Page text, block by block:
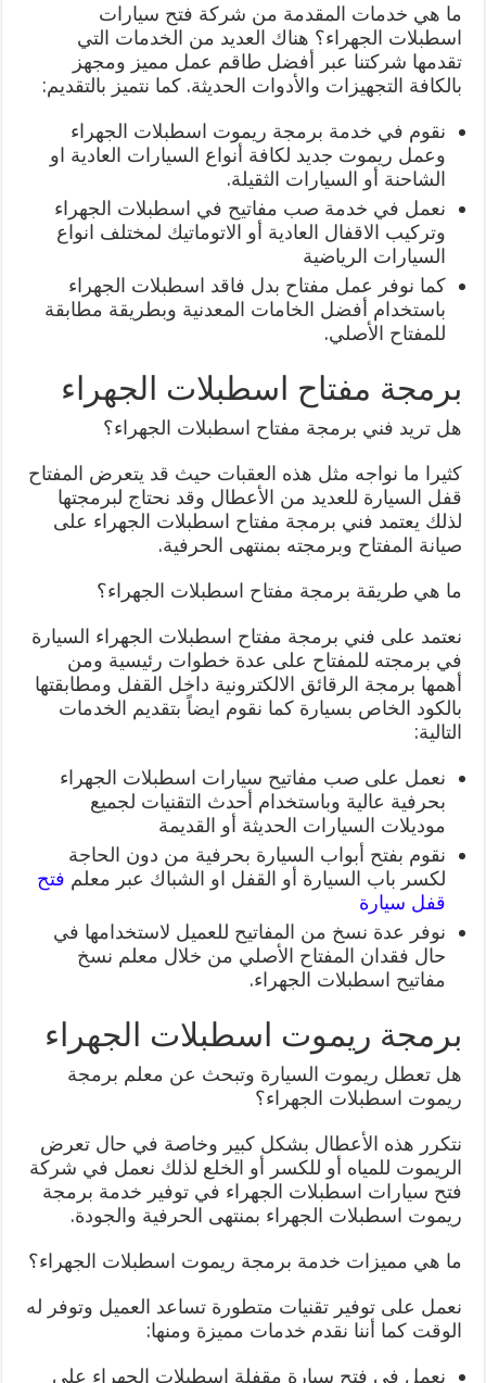
ما هي خدمات المقدمة من شركة فتح سيارات
اسطبلات الجهراء؟ هناك العديد من الخدمات التي
تقدمها شركتنا عبر أفضل طاقم عمل مميز ومجهز
بالكافة التجهيزات والأدوات الحديثة. كما نتميز بالتقديم:
نقوم في خدمة برمجة ريموت اسطبلات الجهراء
وعمل ريموت جديد لكافة أنواع السيارات العادية او
الشاحنة أو السيارات الثقيلة.
نعمل في خدمة صب مفاتيح في اسطبلات الجهراء
وتركيب الاقفال العادية أو الاتوماتيك لمختلف انواع
السيارات الرياضية
كما نوفر عمل مفتاح بدل فاقد اسطبلات الجهراء
باستخدام أفضل الخامات المعدنية وبطريقة مطابقة
للمفتاح الأصلي.
برمجة مفتاح اسطبلات الجهراء
هل تريد فني برمجة مفتاح اسطبلات الجهراء؟
كثيرا ما نواجه مثل هذه العقبات حيث قد يتعرض المفتاح
قفل السيارة للعديد من الأعطال وقد نحتاج لبرمجتها
لذلك يعتمد فني برمجة مفتاح اسطبلات الجهراء على
صيانة المفتاح وبرمجته بمنتهى الحرفية.
ما هي طريقة برمجة مفتاح اسطبلات الجهراء؟
نعتمد على فني برمجة مفتاح اسطبلات الجهراء السيارة
في برمجته للمفتاح على عدة خطوات رئيسية ومن
أهمها برمجة الرقائق الالكترونية داخل القفل ومطابقتها
بالكود الخاص بسيارة كما نقوم ايضاً بتقديم الخدمات
التالية:
نعمل على صب مفاتيح سيارات اسطبلات الجهراء
بحرفية عالية وباستخدام أحدث التقنيات لجميع
موديلات السيارات الحديثة أو القديمة
نقوم بفتح أبواب السيارة بحرفية من دون الحاجة
لكسر باب السيارة أو القفل او الشباك عبر معلم فتح
قفل سيارة
نوفر عدة نسخ من المفاتيح للعميل لاستخدامها في
حال فقدان المفتاح الأصلي من خلال معلم نسخ
مفاتيح اسطبلات الجهراء.
برمجة ريموت اسطبلات الجهراء
هل تعطل ريموت السيارة وتبحث عن معلم برمجة
ريموت اسطبلات الجهراء؟
نتكرر هذه الأعطال بشكل كبير وخاصة في حال تعرض
الريموت للمياه أو للكسر أو الخلع لذلك نعمل في شركة
فتح سيارات اسطبلات الجهراء في توفير خدمة برمجة
ريموت اسطبلات الجهراء بمنتهى الحرفية والجودة.
ما هي مميزات خدمة برمجة ريموت اسطبلات الجهراء؟
نعمل على توفير تقنيات متطورة تساعد العميل وتوفر له
الوقت كما أننا نقدم خدمات مميزة ومنها:
نعمل في فتح سيارة مقفلة اسطبلات الجهراء على